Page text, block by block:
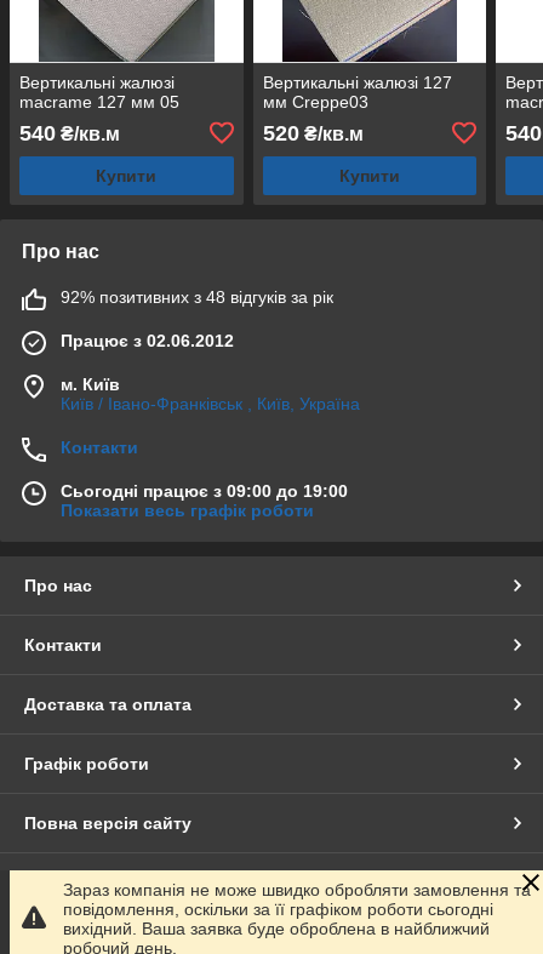
Вертикальні жалюзі
macrame 127 мм 05
540 ₴/кв.м
Купити
Вертикальні жалюзі 127
мм Creppe03
520₴/кв.м
Купити
540
Про нас
92% позитивних з 48 відгуків за рік
Працює з 02.06.2012
м. Київ
Київ / Івано-Франківськ , Київ, Україна
Контакти
Сьогодні працює з 09:00 до 19:00
Показати весь графік роботи
Про нас
Контакти
Доставка та оплата
Графік роботи
Повна версія сайту
Сайт створено на маркетплейсі Prom.ua
Політика конфіденційності
Зараз компанія не може швидко обробляти замовлення та
повідомлення, оскільки за її графіком роботи сьогодні
вихідний. Ваша заявка буде оброблена в найближчий
робочий день.